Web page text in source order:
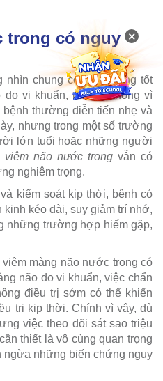
trong có nguy
nhìn chung có tiên lượng tốt
vi khuẩn, nhưng không vì
thường diễn tiến nhẹ và
nhưng trong một số trường
lớn tuổi hoặc những người
viêm não nước trong vẫn có
nghiêm trọng.
kiểm soát kịp thời, bệnh có
kéo dài, suy giảm trí nhớ,
những trường hợp hiếm gặp,
màng não nước trong có
não do vi khuẩn, việc chẩn
điều trị sớm có thể khiến
trị kịp thời. Chính vì vậy, dù
việc theo dõi sát sao triệu
thiết là vô cùng quan trọng
ngừa những biến chứng nguy
×